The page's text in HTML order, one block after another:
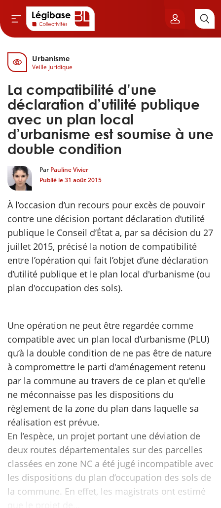
& Cimetières
& Élu local
& Finances locales
publique
Urbanisme
Veille juridique
La compatibilité d’une
déclaration d’utilité publique
avec un plan local
d’urbanisme est soumise à une
double condition
Par Pauline Vivier
Publié le31 août 2015
À l’occasion d’un recours pour excès de pouvoir
contre une décision portant déclaration d’utilité
publique le Conseil d’État a, par sa décision du 27
juillet 2015, précisé la notion de compatibilité
entre l’opération qui fait l’objet d’une déclaration
d’utilité publique et le plan local d'urbanisme (ou
plan d'occupation des sols).
Une opération ne peut être regardée comme
compatible avec un plan local d’urbanisme (PLU)
qu’à la double condition de ne pas être de nature
à compromettre le parti d'aménagement retenu
par la commune au travers de ce plan et qu'elle
ne méconnaisse pas les dispositions du
règlement de la zone du plan dans laquelle sa
réalisation est prévue.
En l’espèce, un projet portant une déviation de
deux routes départementales sur des parcelles
classées en zone NC a été jugé incompatible avec
les dispositions du plan d’occupation des sols de
la commune. En effet, les magistrats ont estimé